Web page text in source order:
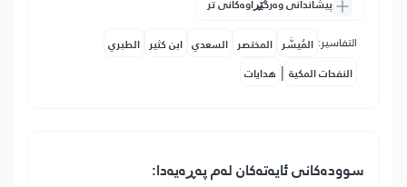
پیشاندانی وەرگێڕاوەکانی تر
التفاسير: المُيسَّر المختصر السعدي ابن كثير الطبري
النفحات المكية | هدايات
سوودەکانی ئایەتەکان لەم پەڕەیەدا: